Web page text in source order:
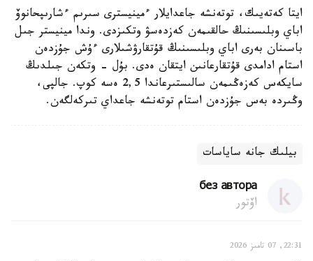
ايتا كەتەيىك، توتەنشە جاعدايلار ءمينيسترى سىرىم ءشارىپحانوۆ
اباي وبلىسىنىڭ حالقىمەن كەزدەسۋ وتكىزدى. وندا مينيستر جىل
باسىنان بەرى اباي وبلىسىنىڭ قۇتقارۋشىلارى ءۇش جۇزدەن
استام ادامدى قۇتقارعانىن ايتقان ەدى. بۇل - وتكەن جىلدىڭ
سايكەس كەزەڭىمەن سالىستىرعاندا 2,5 ەسە كوپ. جالپى،
وڭىردە بەس جۇزدەن استام توتەنشە جاعداي تىركەلگەن.
بيلىك جانە ساياسات
без автора
اۆتور
22:31, 07 تامىز 2026